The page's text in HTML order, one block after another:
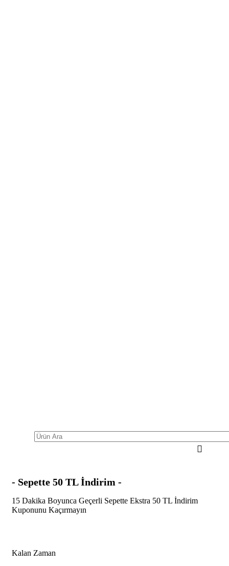
- Sepette 50 TL İndirim -
15 Dakika Boyunca Geçerli Sepette Ekstra 50 TL İndirim
Kuponunu Kaçırmayın
Kalan Zaman